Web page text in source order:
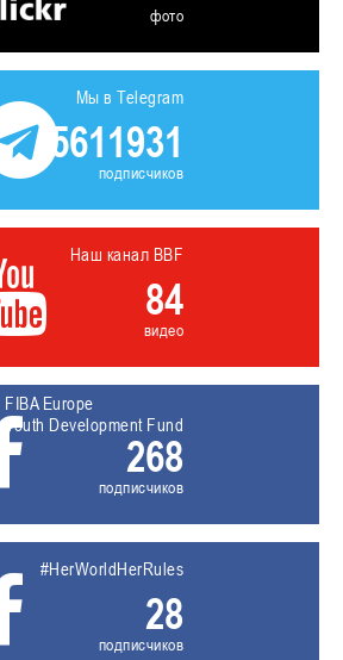
фото
Мы в Telegram
5611931
подписчиков
Наш канал BBF
84
видео
FIBA Europe
Youth Development Fund
268
подписчиков
#HerWorldHerRules
28
подписчиков